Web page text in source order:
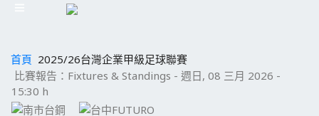
首頁 2025/26台灣企業甲級足球聯賽
比賽報告：Fixtures & Standings - 週日, 08 三月 2026 -
15:30 h